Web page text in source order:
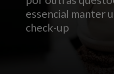
essencial manter
check-up